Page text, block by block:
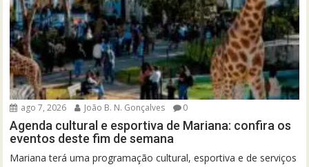
ago 7, 2026 João B. N. Gonçalves 0
Agenda cultural e esportiva de Mariana: confira os
eventos deste fim de semana
Mariana terá uma programação cultural, esportiva e de serviços